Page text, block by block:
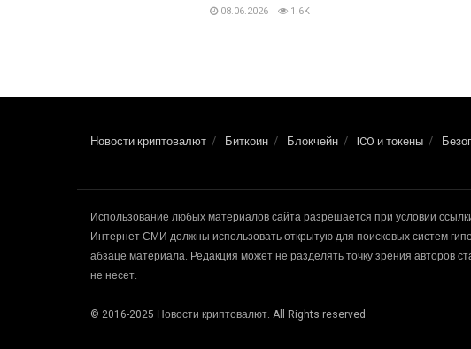
08.06.2026 1.6K
Новости криптовалют Биткоин Блокчейн ICO и токены
Использование любых материалов сайта разрешается при условии
Интернет-СМИ должны использовать открытую для поисковых систем
абзаце материала. Редакция может не разделять точку зрения авторов
не несет.
© 2016-2025 Новости криптовалют. All Rights reserved